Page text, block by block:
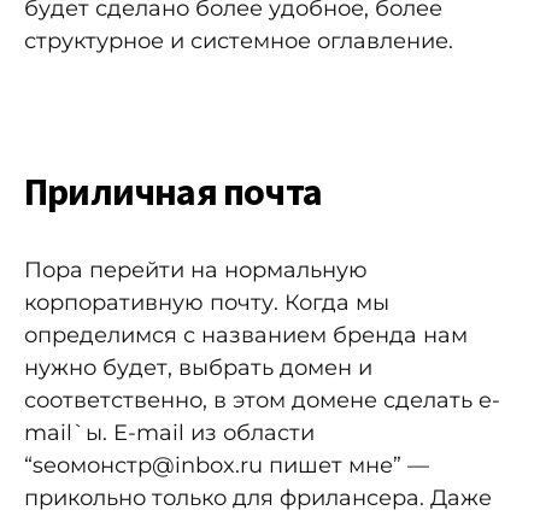
будет сделано более удобное, более
структурное и системное оглавление.
Приличная почта
Пора перейти на нормальную
корпоративную почту. Когда мы
определимся с названием бренда нам
нужно будет, выбрать домен и
соответственно, в этом домене сделать e-
mail`ы. E-mail из области
“seoмонстр@inbox.ru пишет мне” —
прикольно только для фрилансера. Даже